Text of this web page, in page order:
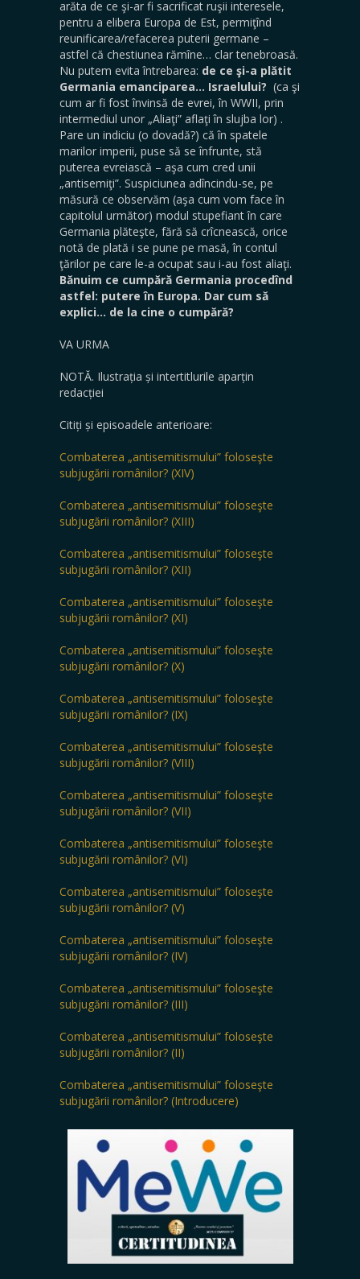
arăta de ce şi-ar fi sacrificat ruşii interesele,
pentru a elibera Europa de Est, permiţînd
reunificarea/refacerea puterii germane –
astfel că chestiunea rămîne… clar tenebroasă.
Nu putem evita întrebarea: de ce şi-a plătit
Germania emanciparea… Israelului? (ca şi
cum ar fi fost învinsă de evrei, în WWII, prin
intermediul unor „Aliaţi” aflaţi în slujba lor) .
Pare un indiciu (o dovadă?) că în spatele
marilor imperii, puse să se înfrunte, stă
puterea evreiască – aşa cum cred unii
„antisemiţi”. Suspiciunea adîncindu-se, pe
măsură ce observăm (aşa cum vom face în
capitolul următor) modul stupefiant în care
Germania plăteşte, fără să crîcnească, orice
notă de plată i se pune pe masă, în contul
ţărilor pe care le-a ocupat sau i-au fost aliaţi.
Bănuim ce cumpără Germania procedînd
astfel: putere în Europa. Dar cum să
explici… de la cine o cumpără?
VA URMA
NOTĂ. Ilustrația și intertitlurile aparțin
redacției
Citiți și episoadele anterioare:
Combaterea „antisemitismului” foloseşte
subjugării românilor? (XIV)
Combaterea „antisemitismului” foloseşte
subjugării românilor? (XIII)
Combaterea „antisemitismului” foloseşte
subjugării românilor? (XII)
Combaterea „antisemitismului” foloseşte
subjugării românilor? (XI)
Combaterea „antisemitismului” foloseşte
subjugării românilor? (X)
Combaterea „antisemitismului” foloseşte
subjugării românilor? (IX)
Combaterea „antisemitismului” foloseşte
subjugării românilor? (VIII)
Combaterea „antisemitismului” foloseşte
subjugării românilor? (VII)
Combaterea „antisemitismului” foloseşte
subjugării românilor? (VI)
Combaterea „antisemitismului” foloseşte
subjugării românilor? (V)
Combaterea „antisemitismului” foloseşte
subjugării românilor? (IV)
Combaterea „antisemitismului” foloseşte
subjugării românilor? (III)
Combaterea „antisemitismului” foloseşte
subjugării românilor? (II)
Combaterea „antisemitismului” foloseşte
subjugării românilor? (Introducere)